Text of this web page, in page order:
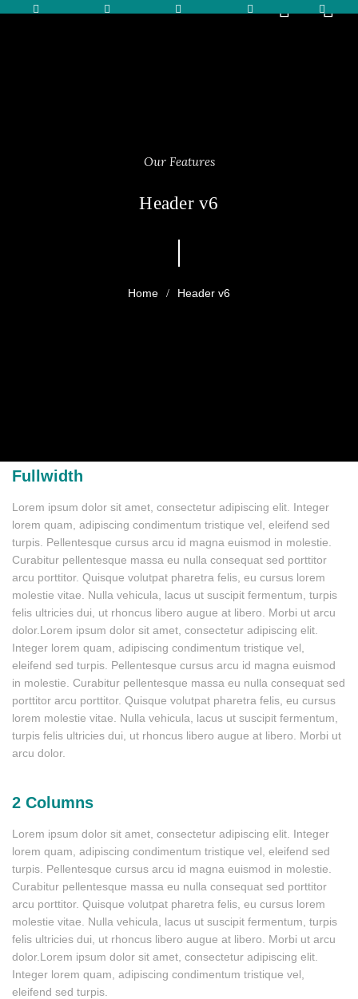
Our Features
Header v6
Header v6
Fullwidth
Lorem ipsum dolor sit amet, consectetur adipiscing elit. Integer
lorem quam, adipiscing condimentum tristique vel, eleifend sed
turpis. Pellentesque cursus arcu id magna euismod in molestie.
Curabitur pellentesque massa eu nulla consequat sed porttitor
arcu porttitor. Quisque volutpat pharetra felis, eu cursus lorem
molestie vitae. Nulla vehicula, lacus ut suscipit fermentum, turpis
felis ultricies dui, ut rhoncus libero augue at libero. Morbi ut arcu
dolor.Lorem ipsum dolor sit amet, consectetur adipiscing elit.
Integer lorem quam, adipiscing condimentum tristique vel,
eleifend sed turpis. Pellentesque cursus arcu id magna euismod
in molestie. Curabitur pellentesque massa eu nulla consequat sed
porttitor arcu porttitor. Quisque volutpat pharetra felis, eu cursus
lorem molestie vitae. Nulla vehicula, lacus ut suscipit fermentum,
turpis felis ultricies dui, ut rhoncus libero augue at libero. Morbi ut
arcu dolor.
2 Columns
Lorem ipsum dolor sit amet, consectetur adipiscing elit. Integer
lorem quam, adipiscing condimentum tristique vel, eleifend sed
turpis. Pellentesque cursus arcu id magna euismod in molestie.
Curabitur pellentesque massa eu nulla consequat sed porttitor
arcu porttitor. Quisque volutpat pharetra felis, eu cursus lorem
molestie vitae. Nulla vehicula, lacus ut suscipit fermentum, turpis
felis ultricies dui, ut rhoncus libero augue at libero. Morbi ut arcu
dolor.Lorem ipsum dolor sit amet, consectetur adipiscing elit.
Integer lorem quam, adipiscing condimentum tristique vel,
eleifend sed turpis.